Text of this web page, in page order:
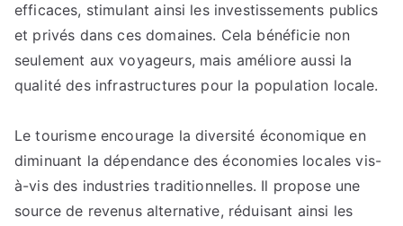
efficaces, stimulant ainsi les investissements publics
et privés dans ces domaines. Cela bénéficie non
seulement aux voyageurs, mais améliore aussi la
qualité des infrastructures pour la population locale.
Le tourisme encourage la diversité économique en
diminuant la dépendance des économies locales vis-
à-vis des industries traditionnelles. Il propose une
source de revenus alternative, réduisant ainsi les